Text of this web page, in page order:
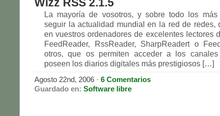
Wizz RSS 2.1.5
La mayoría de vosotros, y sobre todo los
seguir la actualidad mundial en la red de redes,
en vuestros ordenadores de excelentes lectores
FeedReader, RssReader, SharpReadert o
otros, que os permiten acceder a los
poseen los diarios digitales más prestigiosos […]
Agosto 22nd, 2006 · 6 Comentarios
Guardado en: Software libre